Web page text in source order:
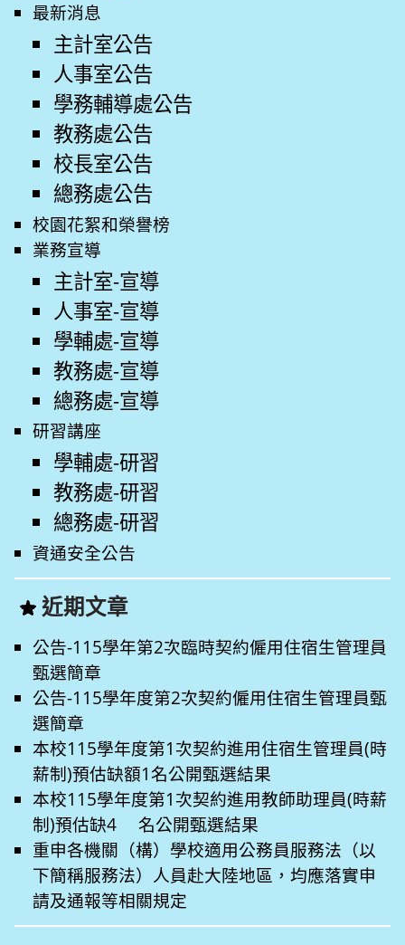
最新消息
主計室公告
人事室公告
學務輔導處公告
教務處公告
校長室公告
總務處公告
校園花絮和榮譽榜
業務宣導
主計室-宣導
人事室-宣導
學輔處-宣導
教務處-宣導
總務處-宣導
研習講座
學輔處-研習
教務處-研習
總務處-研習
資通安全公告
近期文章
公告-115學年第2次臨時契約僱用住宿生管理員
甄選簡章
公告-115學年度第2次契約僱用住宿生管理員甄
選簡章
本校115學年度第1次契約進用住宿生管理員(時
薪制)預估缺額1名公開甄選結果
本校115學年度第1次契約進用教師助理員(時薪
制)預估缺4 名公開甄選結果
重申各機關（構）學校適用公務員服務法（以
下簡稱服務法）人員赴大陸地區，均應落實申
請及通報等相關規定